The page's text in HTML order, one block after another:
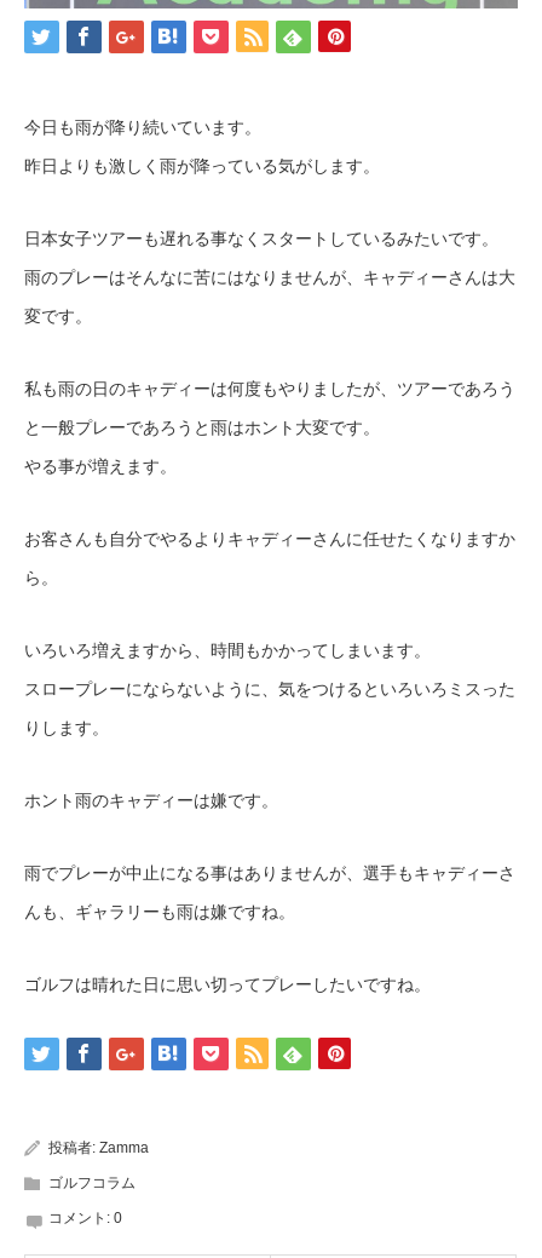
今日も雨が降り続いています。
昨日よりも激しく雨が降っている気がします。
日本女子ツアーも遅れる事なくスタートしているみたいです。
雨のプレーはそんなに苦にはなりませんが、キャディーさんは大
変です。
私も雨の日のキャディーは何度もやりましたが、ツアーであろう
と一般プレーであろうと雨はホント大変です。
やる事が増えます。
お客さんも自分でやるよりキャディーさんに任せたくなりますか
ら。
いろいろ増えますから、時間もかかってしまいます。
スロープレーにならないように、気をつけるといろいろミスった
りします。
ホント雨のキャディーは嫌です。
雨でプレーが中止になる事はありませんが、選手もキャディーさ
んも、ギャラリーも雨は嫌ですね。
ゴルフは晴れた日に思い切ってプレーしたいですね。
投稿者: Zamma
ゴルフコラム
コメント: 0